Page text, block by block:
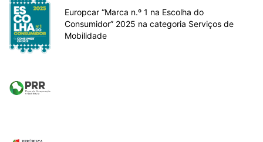
Europcar “Marca n.º 1 na Escolha do
Consumidor” 2025 na categoria Serviços de
Mobilidade